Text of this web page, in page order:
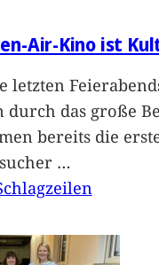
Air-Kino ist
letzten
durch das große
bereits die
…